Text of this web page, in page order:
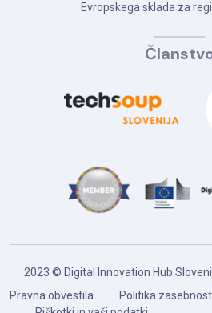
Evropskega sklada za
2023 © Digital Innovation Hub
Pravna obvestila
Politika